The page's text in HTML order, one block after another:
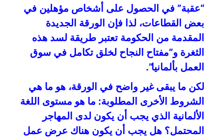
“عقبة” في الحصول على أشخاص مؤهلين في
بعض القطاعات، لذا فإن الورقة الجديدة
المقدمة من الحكومة تعتبر طريقة لسد هذه
الثغرة و”مفتاح النجاح لخلق تكامل في سوق
العمل بألمانيا”.
لكن ما يبقى غير واضح في الورقة، هو ما هي
الشروط الأخرى المطلوبة: ما هو مستوى اللغة
الألمانية الذي يجب أن يكون لدى المهاجر
المحتمل؟ هل يجب أن يكون هناك عرض عمل